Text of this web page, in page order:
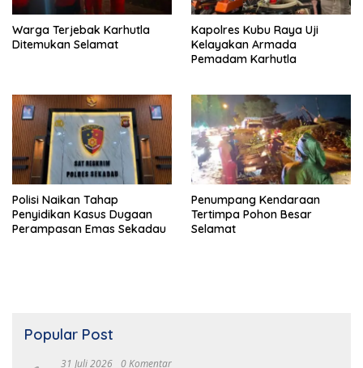
Warga Terjebak Karhutla
Ditemukan Selamat
Kapolres Kubu Raya Uji
Kelayakan Armada
Pemadam Karhutla
Polisi Naikan Tahap
Penyidikan Kasus Dugaan
Perampasan Emas Sekadau
Penumpang Kendaraan
Tertimpa Pohon Besar
Selamat
Popular Post
31 Juli 2026 0 Komentar